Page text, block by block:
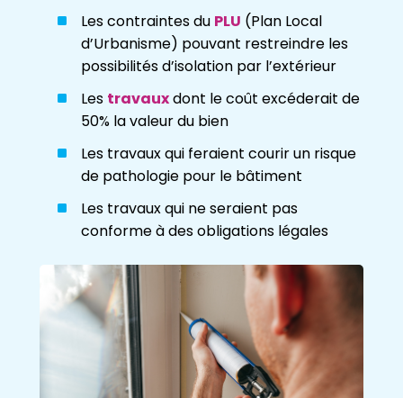
Les contraintes du PLU (Plan Local
d’Urbanisme) pouvant restreindre les
possibilités d’isolation par l’extérieur
Les travauxdont le coût excéderait de
50% la valeur du bien
Les travaux qui feraient courir un risque
de pathologie pour le bâtiment
Les travaux qui ne seraient pas
conforme à des obligations légales